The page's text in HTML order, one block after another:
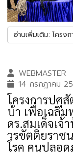
อ่านเพิ่มเติม: โครง
WEBMASTER
14 กรกฎาคม
โครงการปศุ
บ้า เพื่อเฉลิม
ดร.สมเด็จเจ้
วรขัตติยราช
โรค คนปลอ